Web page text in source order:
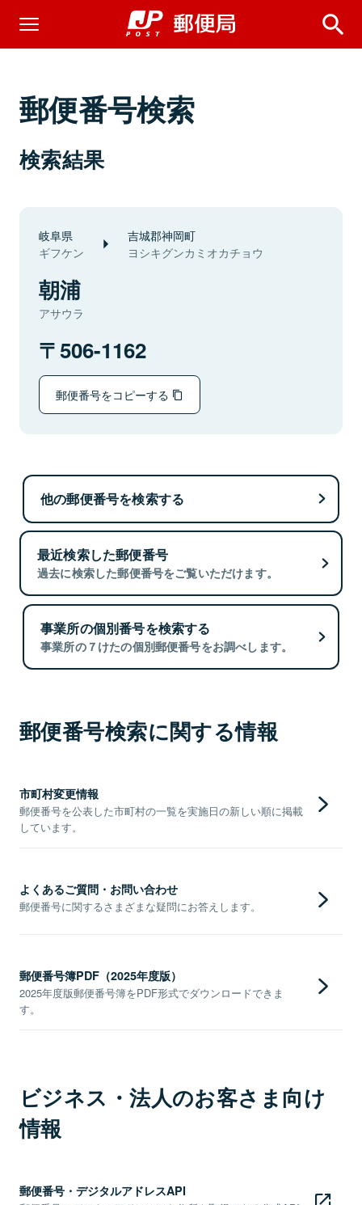
郵便番号検索
検索結果
岐阜県
ギフケン
吉城郡神岡町
ヨシキグンカミオカチョウ
朝浦
アサウラ
506-1162
郵便番号をコピーする
他の郵便番号を検索する
最近検索した郵便番号
過去に検索した郵便番号をご覧いただけます。
事業所の個別番号を検索する
事業所の７けたの個別郵便番号をお調べします。
郵便番号検索に関する情報
市町村変更情報
郵便番号を公表した市町村の一覧を実施日の新しい順に掲載
しています。
よくあるご質問・お問い合わせ
郵便番号に関するさまざまな疑問にお答えします。
郵便番号簿PDF（2025年度版）
2025年度版郵便番号簿をPDF形式でダウンロードできま
す。
ビジネス・法人のお客さま向け
情報
郵便番号・デジタルアドレスAPI